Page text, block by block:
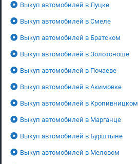
Выкуп автомобилей в Луцке
Выкуп автомобилей в Смеле
Выкуп автомобилей в Братском
Выкуп автомобилей в Золотоноше
Выкуп автомобилей в Почаеве
Выкуп автомобилей в Акимовке
Выкуп автомобилей в Кропивницком
Выкуп автомобилей в Марганце
Выкуп автомобилей в Бурштыне
Выкуп автомобилей в Меловом